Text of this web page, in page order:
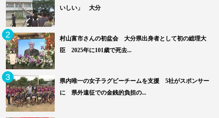
いしい」 大分
2
村山富市さんの初盆会 大分県出身者として初の総理大
臣 2025年に101歳で死去...
3
県内唯一の女子ラグビーチームを支援 5社がスポンサー
に 県外遠征での金銭的負担の...